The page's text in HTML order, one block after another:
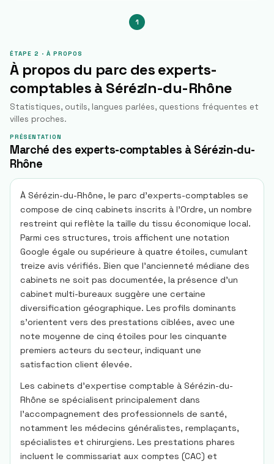
1
ÉTAPE 2 · À PROPOS
À propos du parc des experts-
comptables à Sérézin-du-Rhône
Statistiques, outils, langues parlées, questions fréquentes et
villes proches.
PRÉSENTATION
Marché des experts-comptables à Sérézin-du-
Rhône
À Sérézin-du-Rhône, le parc d’experts-comptables se
compose de cinq cabinets inscrits à l’Ordre, un nombre
restreint qui reflète la taille du tissu économique local.
Parmi ces structures, trois affichent une notation
Google égale ou supérieure à quatre étoiles, cumulant
treize avis vérifiés. Bien que l’ancienneté médiane des
cabinets ne soit pas documentée, la présence d’un
cabinet multi-bureaux suggère une certaine
diversification géographique. Les profils dominants
s’orientent vers des prestations ciblées, avec une
note moyenne de cinq étoiles pour les cinquante
premiers acteurs du secteur, indiquant une
satisfaction client élevée.
Les cabinets d’expertise comptable à Sérézin-du-
Rhône se spécialisent principalement dans
l’accompagnement des professionnels de santé,
notamment les médecins généralistes, remplaçants,
spécialistes et chirurgiens. Les prestations phares
incluent le commissariat aux comptes (CAC) et